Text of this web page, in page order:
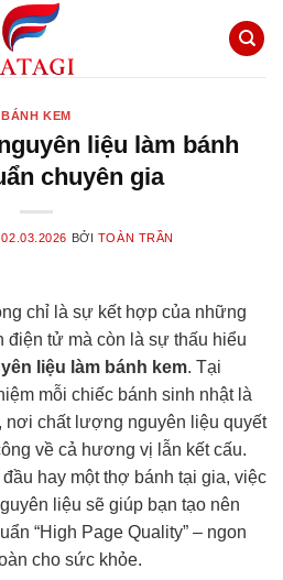
BÁNH KEM
liệu làm bánh
chuyên gia
02.03.2026 BỞI TOÀN TRẦN
chỉ là sự kết hợp của những
điện tử mà còn là sự thấu hiểu
liệu làm bánh kem. Tại
mỗi chiếc bánh sinh nhật là
nơi chất lượng nguyên liệu quyết
về cả hương vị lẫn kết cấu.
hay một thợ bánh tại gia, việc
liệu sẽ giúp bạn tạo nên
“High Page Quality” – ngon
cho sức khỏe.